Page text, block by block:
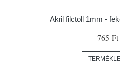
Akril filctoll 1mm -
765 Ft